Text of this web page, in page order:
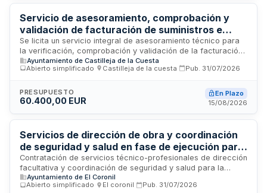
acreditada en trabajos de naturaleza similar durante los
últimos cinco años.
Servicio de asesoramiento, comprobación y
validación de facturación de suministros e
infraestructuras del Ayuntamiento de Castilleja
de la Cuesta
Se licita un servicio integral de asesoramiento técnico para
la verificación, comprobación y validación de la facturación
relativa a suministros de agua, energía eléctrica, gas y
servicios de telecomunicaciones del Ayuntamiento de
análisis exhaustivo de la facturación de los cuatro años
previos al inicio del servicio, identificar posibles perjuicios
indebidamente abonadas. Asimismo, prestará asistencia en
la preparación de futuras licitaciones relacionadas con estos
suministros y servicios mediante análisis comparativos,
extracción de datos históricos y elaboración de
documentación técnica.
Ayuntamiento de Castilleja de la Cuesta
Abierto simplificado
Castilleja de la cuesta Pub. 31/07/2026
PRESUPUESTO
60.400,00 EUR
En Plazo
15/08/2026
Servicios de dirección de obra y coordinación
de seguridad y salud en fase de ejecución para
la construcción de piscina municipal en El
Coronil
Contratación de servicios técnico-profesionales de dirección
facultativa y coordinación de seguridad y salud para la
ejecución de las obras de construcción de una piscina
municipal. Los servicios incluyen la dirección de obra,
Ayuntamiento de El Coronil
Abierto simplificado
El coronil Pub. 31/07/2026